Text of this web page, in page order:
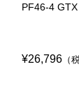
PF46-4 GTX
¥26,796 （